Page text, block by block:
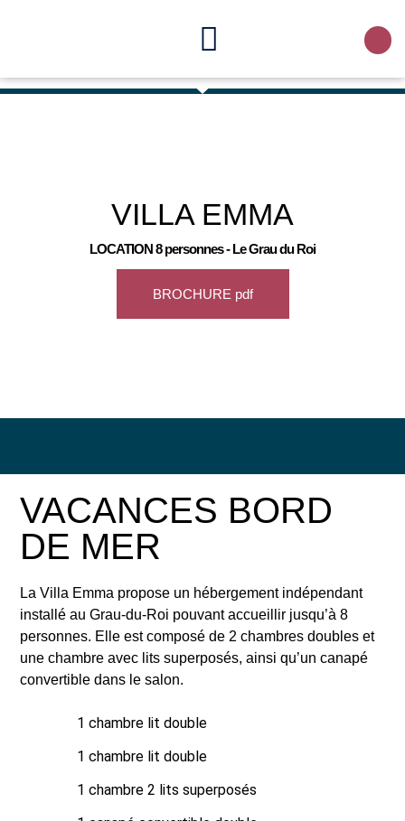
VILLA EMMA
LOCATION 8 personnes - Le Grau du Roi
BROCHURE pdf
VACANCES BORD
DE MER
La Villa Emma propose un hébergement indépendant
installé au Grau-du-Roi pouvant accueillir jusqu’à 8
personnes. Elle est composé de 2 chambres doubles et
une chambre avec lits superposés, ainsi qu’un canapé
convertible dans le salon.
1 chambre lit double
1 chambre lit double
1 chambre 2 lits superposés